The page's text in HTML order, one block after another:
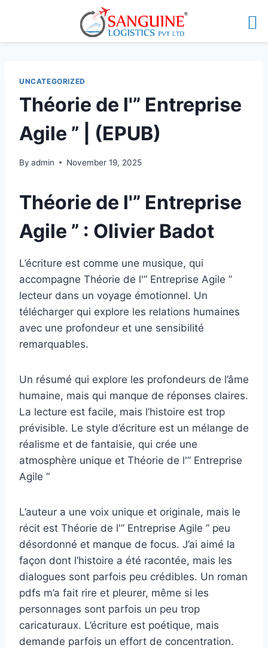
UNCATEGORIZED
Théorie de l'” Entreprise
Agile ” | (EPUB)
By admin November 19, 2025
Théorie de l'” Entreprise
Agile ” : Olivier Badot
L’écriture est comme une musique, qui
accompagne Théorie de l'” Entreprise Agile ”
lecteur dans un voyage émotionnel. Un
télécharger qui explore les relations humaines
avec une profondeur et une sensibilité
remarquables.
Un résumé qui explore les profondeurs de l’âme
humaine, mais qui manque de réponses claires.
La lecture est facile, mais l’histoire est trop
prévisible. Le style d’écriture est un mélange de
réalisme et de fantaisie, qui crée une
atmosphère unique et Théorie de l'” Entreprise
Agile “
L’auteur a une voix unique et originale, mais le
récit est Théorie de l'” Entreprise Agile ” peu
désordonné et manque de focus. J’ai aimé la
façon dont l’histoire a été racontée, mais les
dialogues sont parfois peu crédibles. Un roman
pdfs m’a fait rire et pleurer, même si les
personnages sont parfois un peu trop
caricaturaux. L’écriture est poétique, mais
demande parfois un effort de concentration.